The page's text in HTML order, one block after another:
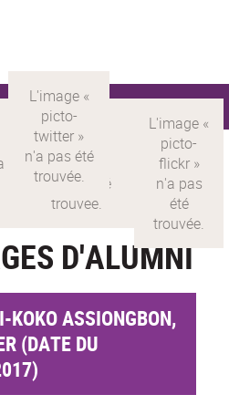
Version française
Présentation
D'ALUMNI
ASSIONGBON,
(DATE DU